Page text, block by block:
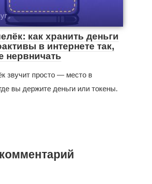
как хранить деньги
в интернете так,
нервничать
звучит просто — место в
вы держите деньги или токены.